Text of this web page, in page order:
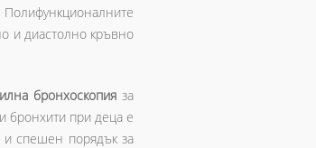
и диастолно кръвно
бронхоскопия за
бронхити при деца е
и спешен порядък за